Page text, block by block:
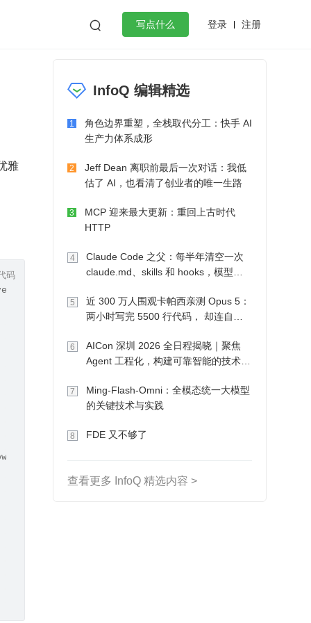
 写点什么 登录 注册
微服务架构 flutter
雅
{
Exception {
码
InfoQ 编辑精选
1
角色边界重塑，全栈取代分工：快手 AI
生产力体系成形
2
Jeff Dean 离职前最后一次对话：我低
估了 AI，也看清了创业者的唯一生路
3
MCP 迎来最大更新：重回上古时代
HTTP
4
Claude Code 之父：每半年清空一次
claude.md、skills 和 hooks，模型自
5
近 300 万人围观卡帕西亲测 Opus 5：
两小时写完 5500 行代码， 却连自己
6
AICon 深圳 2026 全日程揭晓｜聚焦
Agent 工程化，构建可靠智能的技术路
7
Ming-Flash-Omni：全模态统一大模型
的关键技术与实践
8 FDE 又不够了
查看更多 InfoQ 精选内容 >